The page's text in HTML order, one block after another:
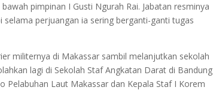
pimpinan I Gusti Ngurah Rai. Jabatan resminya
perjuangan ia sering berganti-ganti tugas
militernya di Makassar sambil melanjutkan sekolah
lagi di Sekolah Staf Angkatan Darat di Bandung
Laut Makassar dan Kepala Staf I Korem